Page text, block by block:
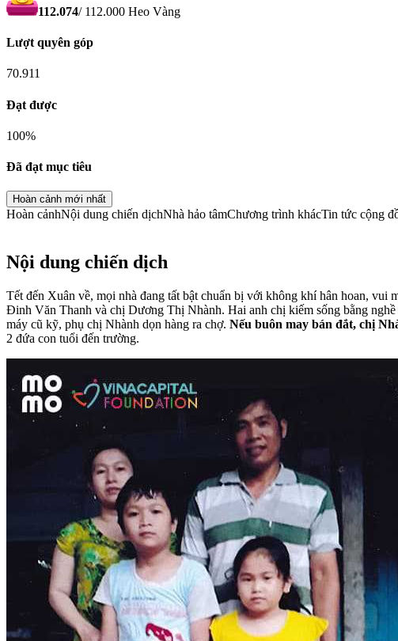
112.074/ 112.000 Heo Vàng
Lượt quyên góp
70.911
Đạt được
100%
Đã đạt mục tiêu
Hoàn cảnh mới nhất
Hoàn cảnhNội dung chiến dịchNhà hảo tâmChương trình khácTin tức cộng
Nội dung chiến dịch
Tết đến Xuân về, mọi nhà đang tất bật chuẩn bị với không khí hân hoan,
Đinh Văn Thanh và chị Dương Thị Nhành. Hai anh chị kiếm sống bằng
máy cũ kỹ, phụ chị Nhành dọn hàng ra chợ. Nếu buôn may bán đắt, chị
2 đứa con tuổi đến trường.